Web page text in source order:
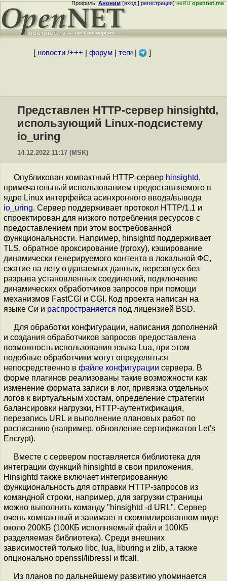
Профиль:Аноним(вход|регистрация)неRUopennet.me
[ новости/+++ форум| теги| ]
Представлен HTTP-сервер hinsightd,
использующий Linux-подсистему
io_uring
14.12.2022 11:17 (MSK)
Опубликован компактный HTTP-сервер hinsightd,
примечательный использованием предоставляемого в
ядре Linux интерфейса асинхронного ввода/вывода
io_uring. Сервер поддерживает протокол HTTP/1.1 и
спроектирован для низкого потребления ресурсов с
предоставлением при этом востребованной
функциональности. Например, hinsightd поддерживает
TLS, обратное проксирование (rproxy), кэширование
динамически генерируемого контента в локальной ФС,
сжатие на лету отдаваемых данных, перезапуск без
разрыва установленных соединений, подключение
динамических обработчиков запросов при помощи
механизмов FastCGI и CGI. Код проекта написан на
языке Си и распространяется под лицензией BSD.
Для обработки конфигурации, написания дополнений
и создания обработчиков запросов предоставлена
возможность использования языка Lua, при этом
подобные обработчики могут определяться
непосредственно в файле конфигурации сервера. В
форме плагинов реализованы такие возможности как
изменение формата записи в лог, привязка отдельных
логов к виртуальным хостам, определение стратегии
балансировки нагрузки, HTTP-аутентификация,
перезапись URL и выполнение плановых работ по
расписанию (например, обновление сертификатов Let's
Encrypt).
Вместе с сервером поставляется библиотека для
интеграции функций hinsightd в свои приложения.
Hinsightd также включает интегрированную
функциональность для отправки HTTP-запросов из
командной строки, например, для загрузки страницы
можно выполнить команду "hinsightd -d URL". Сервер
очень компактный и занимает в скомпилированном виде
около 200КБ (100КБ исполняемый файл и 100КБ
разделяемая библиотека). Среди внешних
зависимостей только libc, lua, liburing и zlib, а также
опционально openssl/libressl и ffcall.
Из планов по дальнейшему развитию упоминается